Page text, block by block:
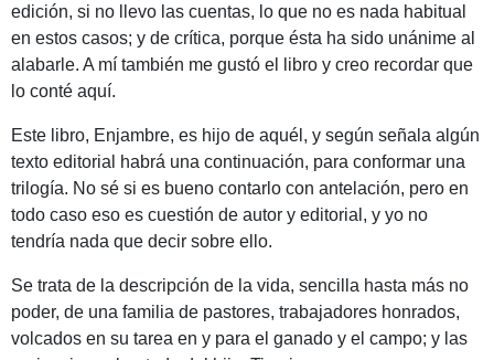
edición, si no llevo las cuentas, lo que no es nada habitual
en estos casos; y de crítica, porque ésta ha sido unánime al
alabarle. A mí también me gustó el libro y creo recordar que
lo conté aquí.
Este libro, Enjambre, es hijo de aquél, y según señala algún
texto editorial habrá una continuación, para conformar una
trilogía. No sé si es bueno contarlo con antelación, pero en
todo caso eso es cuestión de autor y editorial, y yo no
tendría nada que decir sobre ello.
Se trata de la descripción de la vida, sencilla hasta más no
poder, de una familia de pastores, trabajadores honrados,
volcados en su tarea en y para el ganado y el campo; y las